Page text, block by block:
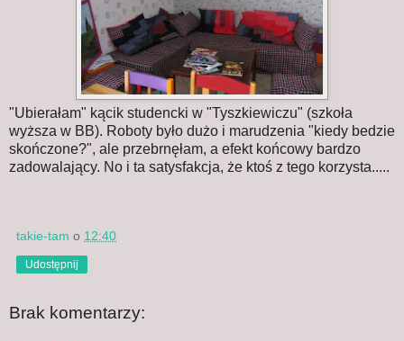
"Ubierałam" kącik studencki w "Tyszkiewiczu" (szkoła
wyższa w BB). Roboty było dużo i marudzenia "kiedy bedzie
skończone?", ale przebrnęłam, a efekt końcowy bardzo
zadowalający. No i ta satysfakcja, że ktoś z tego korzysta.....
takie-tam o 12:40
Udostępnij
Brak komentarzy: